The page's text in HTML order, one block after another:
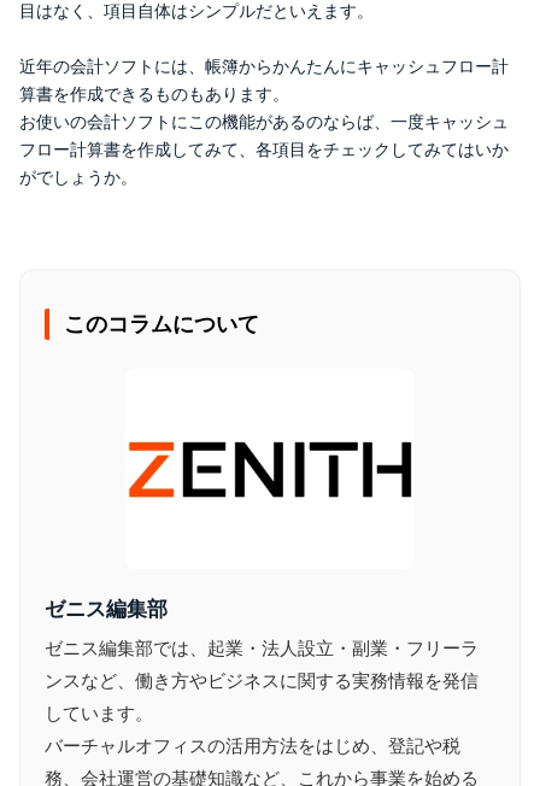
目はなく、項目自体はシンプルだといえます。
近年の会計ソフトには、帳簿からかんたんにキャッシュフロー計
算書を作成できるものもあります。
お使いの会計ソフトにこの機能があるのならば、一度キャッシュ
フロー計算書を作成してみて、各項目をチェックしてみてはいか
がでしょうか。
このコラムについて
ゼニス編集部
ゼニス編集部では、起業・法人設立・副業・フリーラ
ンスなど、働き方やビジネスに関する実務情報を発信
しています。
バーチャルオフィスの活用方法をはじめ、登記や税
務、会社運営の基礎知識など、これから事業を始める